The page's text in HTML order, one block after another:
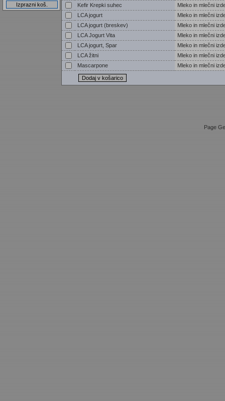
Kefir Krepki suhec
Mleko in mlečni
LCA jogurt
Mleko in mlečni
LCA jogurt (breskev)
Mleko in mlečni
LCA Jogurt Vita
Mleko in mlečni
LCA jogurt, Spar
Mleko in mlečni
LCA žitni
Mleko in mlečni
Mascarpone
Mleko in mlečni
Page